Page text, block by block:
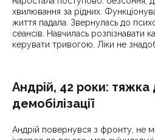
хвилювання за рідних.
життя падала. Звернулась до
сеансів. Навчилась розпізнавати
керувати тривогою. Ліки не
Андрій, 42 роки: тяжка
демобілізації
Андрій повернувся з фронту, не